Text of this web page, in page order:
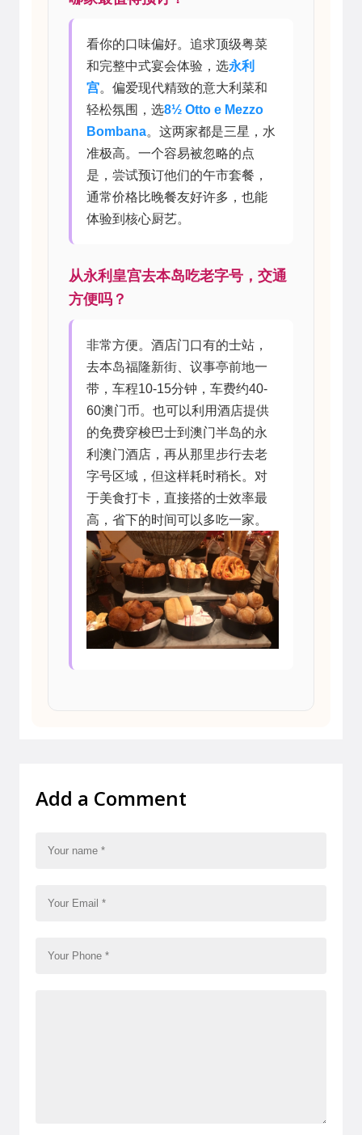
看你的口味偏好。追求顶级粤菜
和完整中式宴会体验，选永利
宫。偏爱现代精致的意大利菜和
轻松氛围，选8½ Otto e Mezzo
Bombana。这两家都是三星，水
准极高。一个容易被忽略的点
是，尝试预订他们的午市套餐，
通常价格比晚餐友好许多，也能
体验到核心厨艺。
从永利皇宫去本岛吃老字号，交通
方便吗？
非常方便。酒店门口有的士站，
去本岛福隆新街、议事亭前地一
带，车程10-15分钟，车费约40-
60澳门币。也可以利用酒店提供
的免费穿梭巴士到澳门半岛的永
利澳门酒店，再从那里步行去老
字号区域，但这样耗时稍长。对
于美食打卡，直接搭的士效率最
高，省下的时间可以多吃一家。
Add a Comment